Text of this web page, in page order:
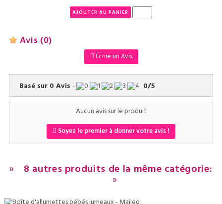
AJOUTER AU PANIER
Avis (0)
Écrire un Avis
Basé sur 0 Avis - 0/5
Aucun avis sur le produit
Soyez le premier à donner votre avis !
8 autres produits de la même catégorie: